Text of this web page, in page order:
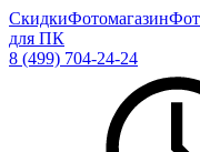
СкидкиФотомагазин
для ПК
8 (499) 704-24-24